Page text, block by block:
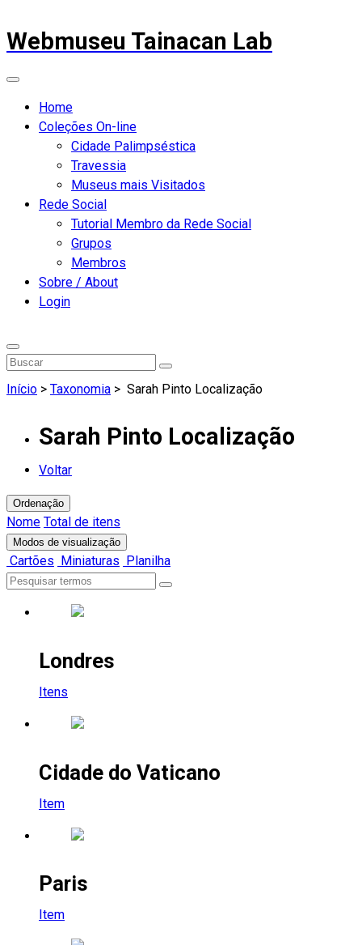
Webmuseu Tainacan Lab
Home
Coleções On-line
Cidade Palimpséstica
Travessia
Museus mais Visitados
Rede Social
Tutorial Membro da Rede Social
Grupos
Membros
Sobre / About
Login
Início > Taxonomia > Sarah Pinto Localização
Sarah Pinto Localização
Voltar
Ordenação
Nome Total de itens
Modos de visualização
Cartões Miniaturas Planilha
Londres
Itens
Cidade do Vaticano
Item
Paris
Item